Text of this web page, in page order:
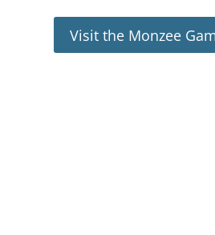
Visit the Monzee